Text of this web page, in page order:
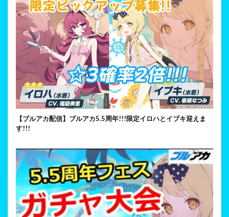
【ブルアカ配信】ブルアカ5.5周年!!!限定イロハとイブキ迎えま
す!!!